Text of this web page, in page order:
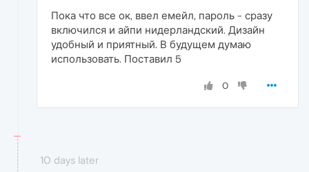
Пока что все ок, ввел емейл, пароль - сразу
включился и айпи нидерландский. Дизайн
удобный и приятный. В будущем думаю
использовать. Поставил 5
0
10 days later